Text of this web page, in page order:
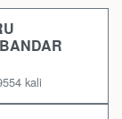
kali